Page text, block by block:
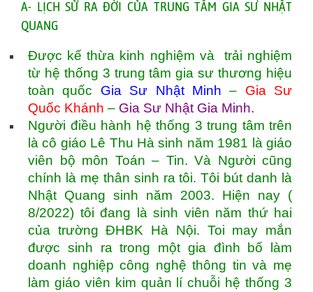
A- LỊCH SỬ RA ĐỜI CỦA TRUNG TÂM GIA SƯ NHẬT
QUANG
Được kế thừa kinh nghiệm và trải nghiệm
từ hệ thống 3 trung tâm gia sư thương hiệu
toàn quốc Gia Sư Nhật Minh –
Gia Sư
Quốc Khánh – Gia Sư Nhật Gia Minh.
Người điều hành hệ thống 3 trung tâm trên
là cô giáo Lê Thu Hà sinh năm 1981 là giáo
viên bộ môn Toán – Tin. Và Người cũng
chính là mẹ thân sinh ra tôi. Tôi bút danh là
Nhật Quang sinh năm 2003. Hiện nay (
8/2022) tôi đang là sinh viên năm thứ hai
của trường ĐHBK Hà Nội. Toi may mắn
được sinh ra trong một gia đình bố làm
doanh nghiệp công nghệ thông tin và mẹ
làm giáo viên kim quản lí chuỗi hệ thống 3